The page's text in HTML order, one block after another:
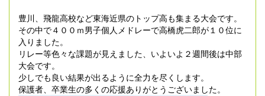
豊川、飛龍高校など東海近県のトップ高も集まる大会です。
その中で４００ｍ男子個人メドレーで高橋虎二郎が１０位に
入りました。
リレー等色々な課題が見えました、いよいよ２週間後は中部
大会です。
少しでも良い結果が出るように全力を尽くします。
保護者、卒業生の多くの応援ありがとうございました。